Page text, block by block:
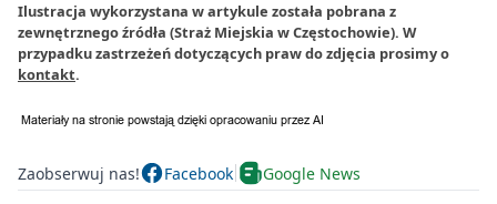
Ilustracja wykorzystana w artykule została pobrana z
zewnętrznego źródła (Straż Miejskia w Częstochowie). W
przypadku zastrzeżeń dotyczących praw do zdjęcia prosimy o
kontakt.
Zaobserwuj nas! Facebook Google News